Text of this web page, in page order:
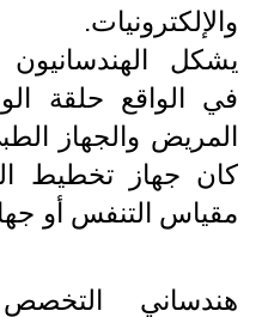
والإلكترونيات.
يشكل الهندسانيون
في الواقع حلقة
المريض والجهاز
كان جهاز تخطيط
مقياس التنفس أو
هندساني